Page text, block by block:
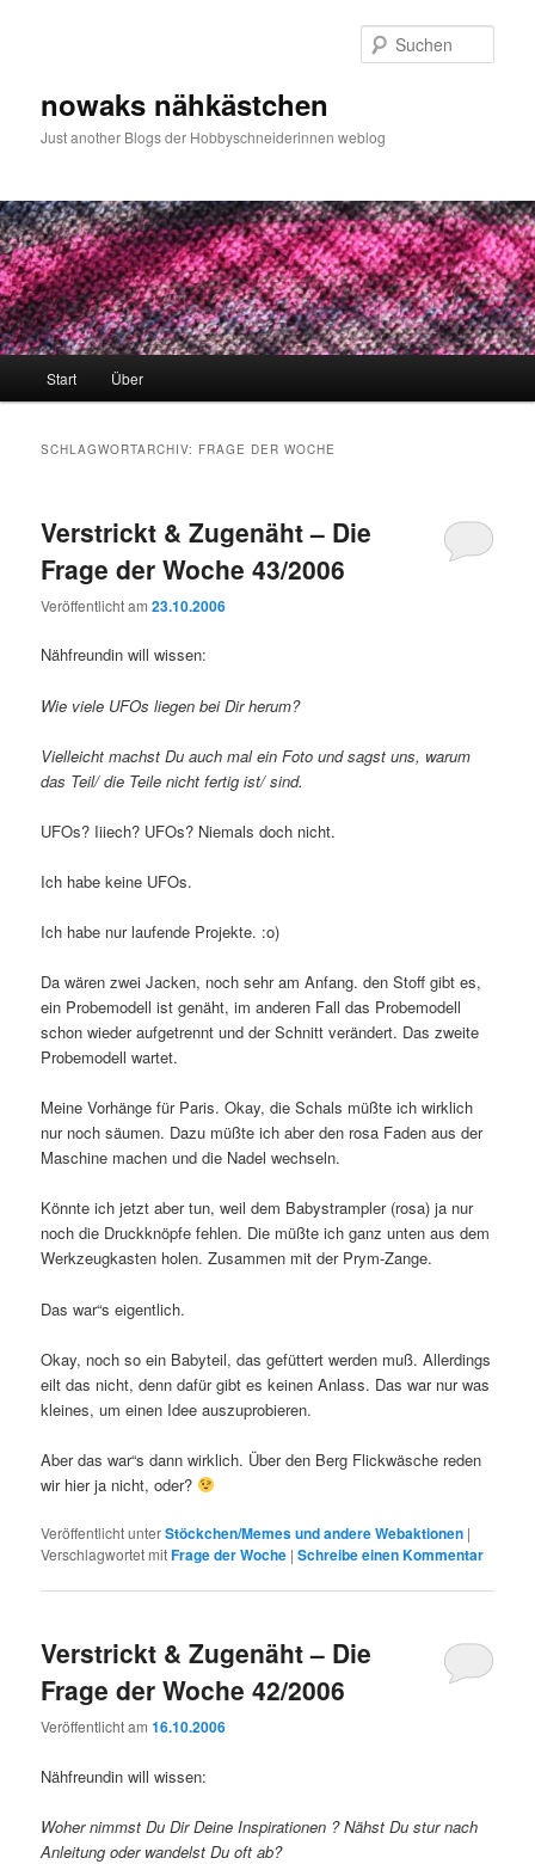
nowaks nähkästchen
Just another Blogs der Hobbyschneiderinnen weblog
Start Über
SCHLAGWORTARCHIV: FRAGE DER WOCHE
Verstrickt & Zugenäht – Die
Frage der Woche 43/2006
Veröffentlicht am23.10.2006
Nähfreundin will wissen:
Wie viele UFOs liegen bei Dir herum?
Vielleicht machst Du auch mal ein Foto und sagst uns, warum
das Teil/ die Teile nicht fertig ist/ sind.
UFOs? Iiiech? UFOs? Niemals doch nicht.
Ich habe keine UFOs.
Ich habe nur laufende Projekte. :o)
Da wären zwei Jacken, noch sehr am Anfang. den Stoff gibt es,
ein Probemodell ist genäht, im anderen Fall das Probemodell
schon wieder aufgetrennt und der Schnitt verändert. Das zweite
Probemodell wartet.
Meine Vorhänge für Paris. Okay, die Schals müßte ich wirklich
nur noch säumen. Dazu müßte ich aber den rosa Faden aus der
Maschine machen und die Nadel wechseln.
Könnte ich jetzt aber tun, weil dem Babystrampler (rosa) ja nur
noch die Druckknöpfe fehlen. Die müßte ich ganz unten aus dem
Werkzeugkasten holen. Zusammen mit der Prym-Zange.
Das war“s eigentlich.
Okay, noch so ein Babyteil, das gefüttert werden muß. Allerdings
eilt das nicht, denn dafür gibt es keinen Anlass. Das war nur was
kleines, um einen Idee auszuprobieren.
Aber das war“s dann wirklich. Über den Berg Flickwäsche reden
wir hier ja nicht, oder?
Veröffentlicht unterStöckchen/Memes und andere Webaktionen |
Verschlagwortet mitFrage der Woche |Schreibe einen Kommentar
Verstrickt & Zugenäht – Die
Frage der Woche 42/2006
Veröffentlicht am16.10.2006
Nähfreundin will wissen:
Woher nimmst Du Dir Deine Inspirationen ? Nähst Du stur nach
Anleitung oder wandelst Du oft ab?